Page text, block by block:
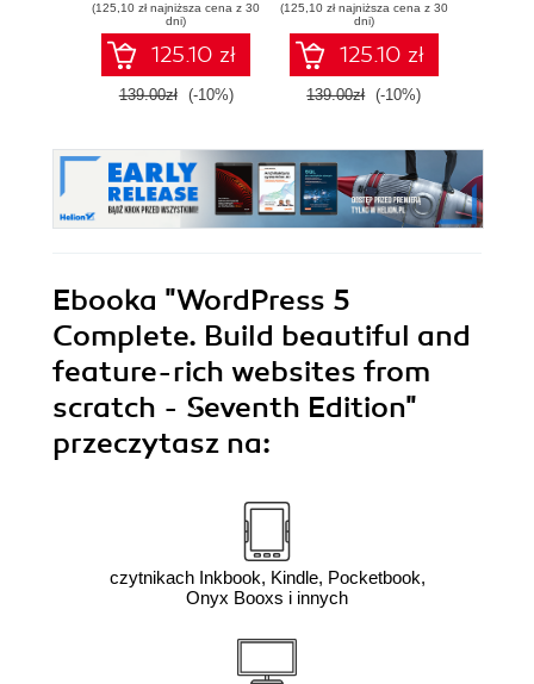
scratch - Sixth
Edition
(125,10 zł najniższa cena z 30
dni)
125.10 zł
139.00zł (-10%)
as WordPress, and
this book makes it
easier still to build a
fully featured site of
your own. Packed
instructions, it
covers everything
you need for
success. - Fourth
(125,10 zł najniższa cena z 30
dni)
125.10 zł
139.00zł (-10%)
Ebooka "WordPress 5
Complete. Build beautiful and
feature-rich websites from
scratch - Seventh Edition"
przeczytasz na:
czytnikach Inkbook, Kindle, Pocketbook,
Onyx Booxs i innych